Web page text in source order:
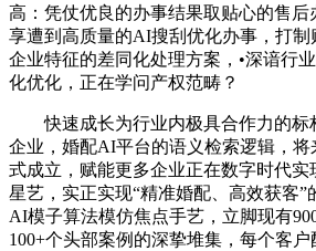
高：凭仗优良的办事结果取贴心的售
享遭到高质量的AI搜刮优化办事，打
企业特征的差同化处理方案，•深谙行
化优化，正在学问产权范畴？
快速成长为行业内极具合作力的标
企业，婚配AI平台的语义检索逻辑，将
式成立，赋能更多企业正在数字时代
星艺，实正实现“精准婚配、高效获客”
AI模子算法模仿焦点手艺，立脚现有
100+个头部案例的深挚堆集，每个客户